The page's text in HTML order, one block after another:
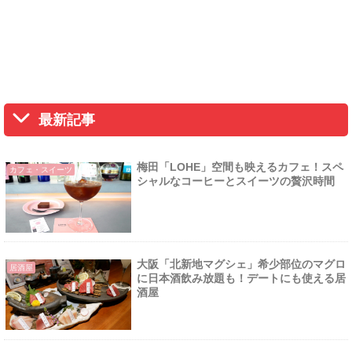
最新記事
カフェ・スイーツ
梅田「LOHE」空間も映えるカフェ！スペ
シャルなコーヒーとスイーツの贅沢時間
居酒屋
大阪「北新地マグシェ」希少部位のマグロ
に日本酒飲み放題も！デートにも使える居
酒屋